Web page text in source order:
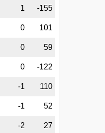
1 -155
0 101
0 59
0 -122
-1 110
-1 52
-2 27